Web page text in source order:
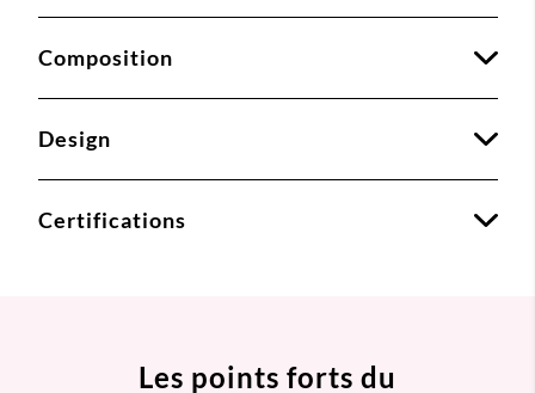
Composition
Design
Certifications
Les points forts du